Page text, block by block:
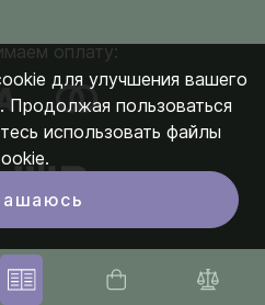
оплату:
для улучшения вашего
Продолжая пользоваться
использовать файлы